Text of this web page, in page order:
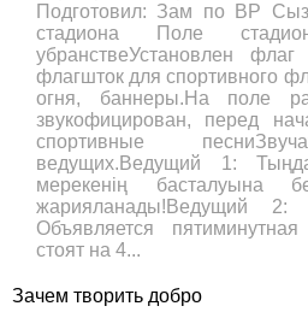
Подготовил: Зам по ВР
стадиона Поле
убранствеУстановлен флаг
флагшток для спортивного
огня, баннеры.На поле
звукофицирован, перед
спортивные
ведущих.Ведущий 1:
мерекенің басталуына
жарияланады!Ведущий 2:
Объявляется пятиминутная
стоят на 4...
Зачем творить добро